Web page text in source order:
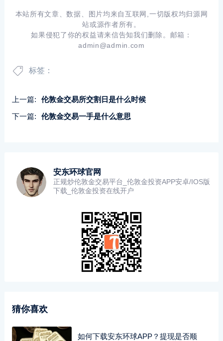
本站所有文章、数据、图片均来自互联网,一切版权均归源网
站或源作者所有。
如果侵犯了你的权益请来信告知我们删除。邮箱：
admin@admin.com
标签：
上一篇:
伦敦金交易所交割日是什么时候
下一篇:
伦敦金交易一手是什么意思
安东环球官网
正规炒伦敦金交易平台_伦敦金投资APP安卓/IOS版
下载_伦敦金投资在线开户
猜你喜欢
如何下载安东环球APP？提现是否顺